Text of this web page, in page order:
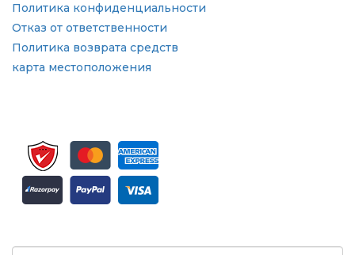
Политика конфиденциальности
Отказ от ответственности
Политика возврата средств
карта местоположения